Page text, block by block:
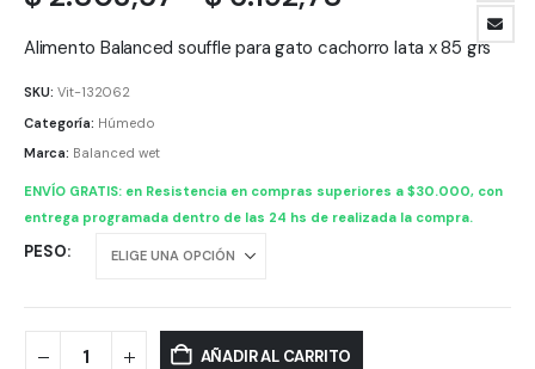
precios:
Alimento Balanced souffle para gato cachorro lata x 85 grs
SKU: Vit-132062
Categoría: Húmedo
Marca: Balanced wet
ENVÍO GRATIS: en Resistencia en compras superiores a $30.000, con
entrega programada dentro de las 24 hs de realizada la compra.
PESO
AÑADIR AL CARRITO